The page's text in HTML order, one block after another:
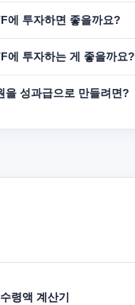
에 투자하면 좋을까요?
에 투자하는 게 좋을까요?
을 성과급으로 만들려면?
령액 계산기